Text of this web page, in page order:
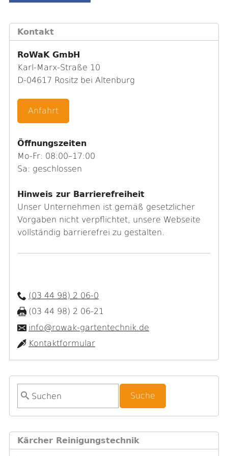
Kontakt
RoWaK GmbH
Karl-Marx-Straße 10
D-04617 Rositz bei Altenburg
Anfahrt
Öffnungszeiten
Mo-Fr: 08:00–17:00
Sa: geschlossen
Hinweis zur Barrierefreiheit
Unser Unternehmen ist gemäß gesetzlicher
Vorgaben nicht verpflichtet, unsere Webseite
vollständig barrierefrei zu gestalten.
(03 44 98) 2 06-0
(03 44 98) 2 06-21
info@rowak-gartentechnik.de
Kontaktformular
S
u
h
f
Kärcher Reinigungstechnik